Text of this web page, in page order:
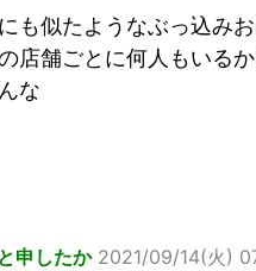
も似たようなぶっ込み
店舗ごとに何人もいる
な
申したか 2021/09/14(火)